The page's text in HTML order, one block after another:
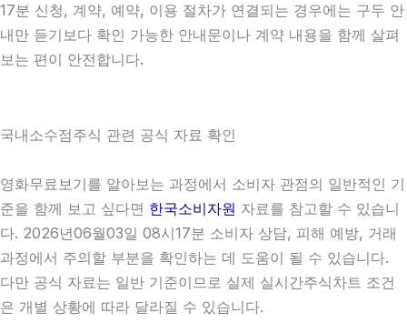
17분 신청, 계약, 예약, 이용 절차가 연결되는 경우에는 구두 안
내만 듣기보다 확인 가능한 안내문이나 계약 내용을 함께 살펴
보는 편이 안전합니다.
국내소수점주식 관련 공식 자료 확인
영화무료보기를 알아보는 과정에서 소비자 관점의 일반적인 기
준을 함께 보고 싶다면 한국소비자원 자료를 참고할 수 있습니
다. 2026년06월03일 08시17분 소비자 상담, 피해 예방, 거래
과정에서 주의할 부분을 확인하는 데 도움이 될 수 있습니다.
다만 공식 자료는 일반 기준이므로 실제 실시간주식차트 조건
은 개별 상황에 따라 달라질 수 있습니다.